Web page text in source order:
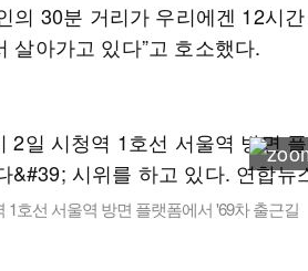
의 30분 거리가 우리에겐 12시간
살아가고 있다”고 호소했다.
호선 서울역 방면 플랫폼에서 '69차 출근길